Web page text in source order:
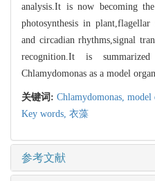
analysis.It is now becoming
photosynthesis in
and circadian rhythms,signal
recognition.It is
Chlamydomonas as a model
关键词: Chlamydomonas, model
Key words, 衣藻
参考文献